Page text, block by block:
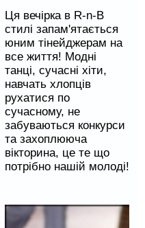
Ця вечірка в R-n-B
стилі запам'ятається
юним тінейджерам на
все життя! Модні
танці, сучасні хіти,
навчать хлопців
рухатися по
сучасному, не
забуваються конкурси
та захоплююча
вікторина, це те що
потрібно нашій молоді!